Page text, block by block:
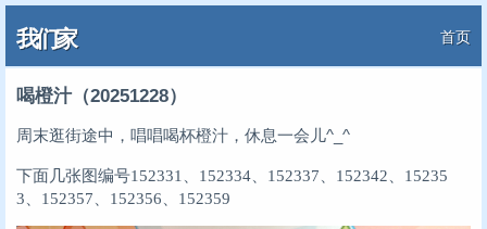
我们家 首页
喝橙汁（20251228）
周末逛街途中，唱唱喝杯橙汁，休息一会儿^_^
下面几张图编号152331、152334、152337、152342、15235
3、152357、152356、152359